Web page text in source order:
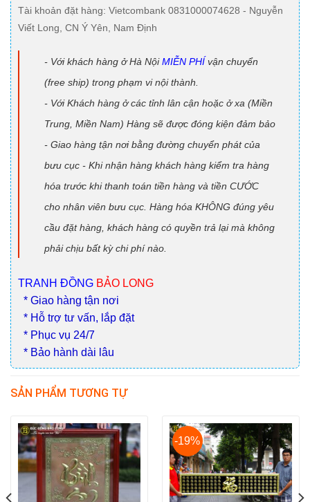
Tài khoản đặt hàng: Vietcombank 0831000074628 - Nguyễn
Viết Long, CN Ý Yên, Nam Định
- Với khách hàng ở Hà NộiMIỄN PHÍ vận chuyển
(free ship) trong phạm vi nội thành.
- Với Khách hàng ở các tỉnh lân cận hoặc ở xa (Miền
Trung, Miền Nam) Hàng sẽ được đóng kiện đảm bảo
- Giao hàng tận nơi bằng đường chuyển phát của
bưu cục - Khi nhận hàng khách hàng kiểm tra hàng
hóa trước khi thanh toán tiền hàng và tiền CƯỚC
cho nhân viên bưu cục. Hàng hóa KHÔNG đúng yêu
cầu đặt hàng, khách hàng có quyền trả lại mà không
phải chịu bất kỳ chi phí nào.
TRANH ĐỒNG BẢO LONG
* Giao hàng tận nơi
* Hỗ trợ tư vấn, lắp đặt
* Phục vụ 24/7
* Bảo hành dài lâu
SẢN PHẨM TƯƠNG TỰ
-19%